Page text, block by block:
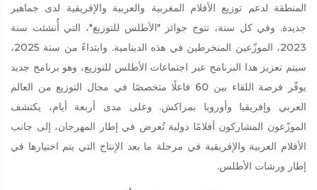
المنطقة لدعم توزيع الأفلام المغربية والعربية والإفريقية لدى جماهير
جديدة. وفي كل سنة، تتوج جوائز "الأطلس للتوزيع"، التي أُنشئت سنة
2023، الموزّعين المنخرطين في هذه الدينامية. وابتداءً من سنة 2025،
سيتم تعزيز هذا البرنامج عبر اجتماعات الأطلس للتوزيع، وهو برنامج جديد
يوفّر فرصة اللقاء بين 60 فاعلًا متخصصًا في مجال التوزيع من العالم
العربي وإفريقيا وأوروبا بمراكش. وعلى مدى أربعة أيام، يكتشف
الموزّعون المشاركون أفلامًا دولية تُعرض في إطار المهرجان، إلى جانب
الأفلام العربية والإفريقية في مرحلة ما بعد الإنتاج التي يتم اختيارها في
إطار ورشات الأطلس.